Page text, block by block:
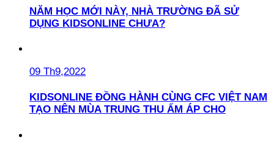
NĂM HỌC MỚI NÀY, NHÀ TRƯỜNG ĐÃ SỬ
DỤNG KIDSONLINE CHƯA?
09 Th9,2022
KIDSONLINE ĐỒNG HÀNH CÙNG CFC VIỆT NAM
TẠO NÊN MÙA TRUNG THU ẤM ÁP CHO